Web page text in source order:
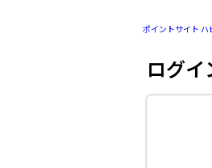
ポイントサイト ハ
ログイ